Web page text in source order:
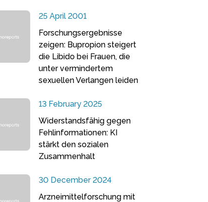
25 April 2001
Forschungsergebnisse
zeigen: Bupropion steigert
die Libido bei Frauen, die
unter vermindertem
sexuellen Verlangen leiden
13 February 2025
Widerstandsfähig gegen
Fehlinformationen: KI
stärkt den sozialen
Zusammenhalt
30 December 2024
Arzneimittelforschung mit